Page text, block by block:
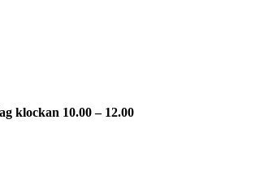
klockan 10.00 – 12.00